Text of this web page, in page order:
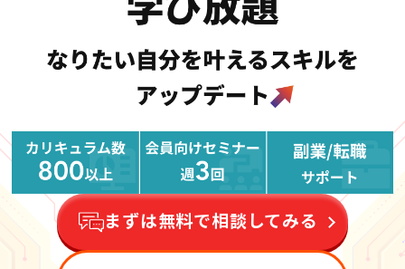
まずは無料で相談してみる